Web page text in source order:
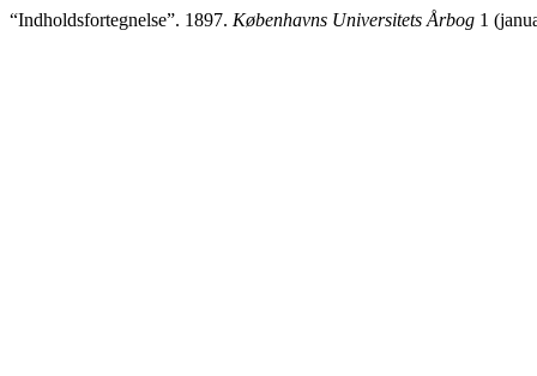
“Indholdsfortegnelse”. 1897. Københavns Universitets Årbog 1